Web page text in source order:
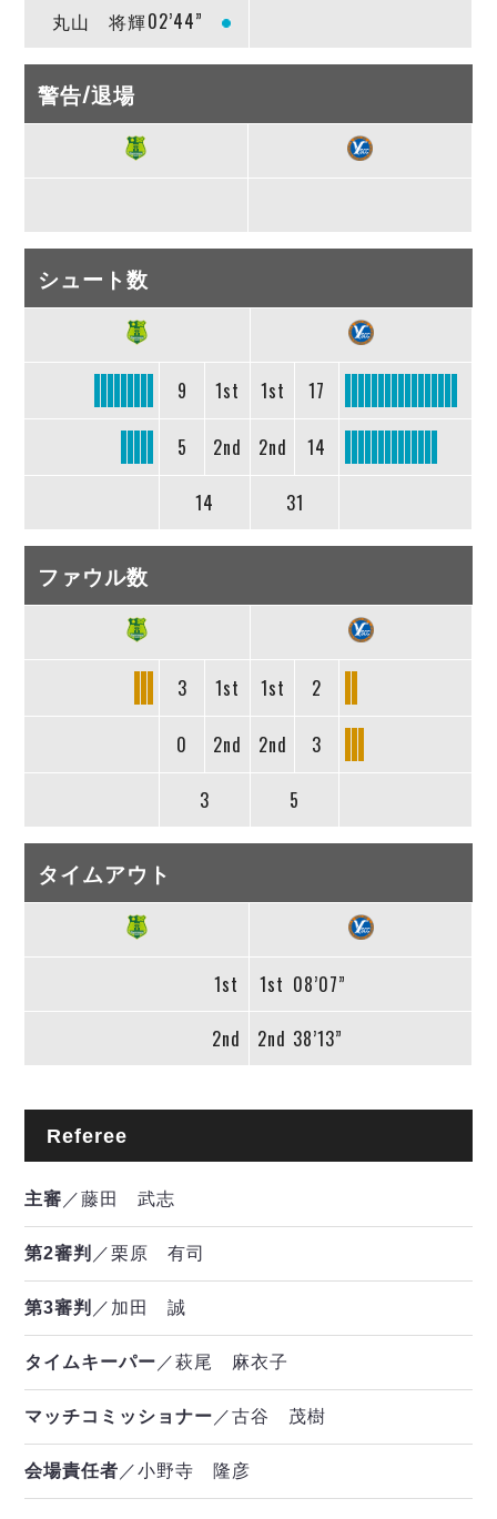
丸山 将輝02’44”
警告/退場
シュート数
9 1st 1st 17
5 2nd 2nd 14
14 31
ファウル数
3 1st 1st 2
0 2nd 2nd 3
3 5
タイムアウト
1st 1st 08’07”
2nd 2nd 38’13”
Referee
主審 ／藤田 武志
第2審判 ／栗原 有司
第3審判 ／加田 誠
タイムキーパー ／萩尾 麻衣子
マッチコミッショナー ／古谷 茂樹
会場責任者 ／小野寺 隆彦